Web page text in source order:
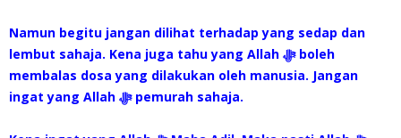
Namun begitu jangan dilihat terhadap yang sedap dan
lembut sahaja. Kena juga tahu yang Allah ‎ﷻ boleh
membalas dosa yang dilakukan oleh manusia. Jangan
ingat yang Allah ‎ﷻ pemurah sahaja.